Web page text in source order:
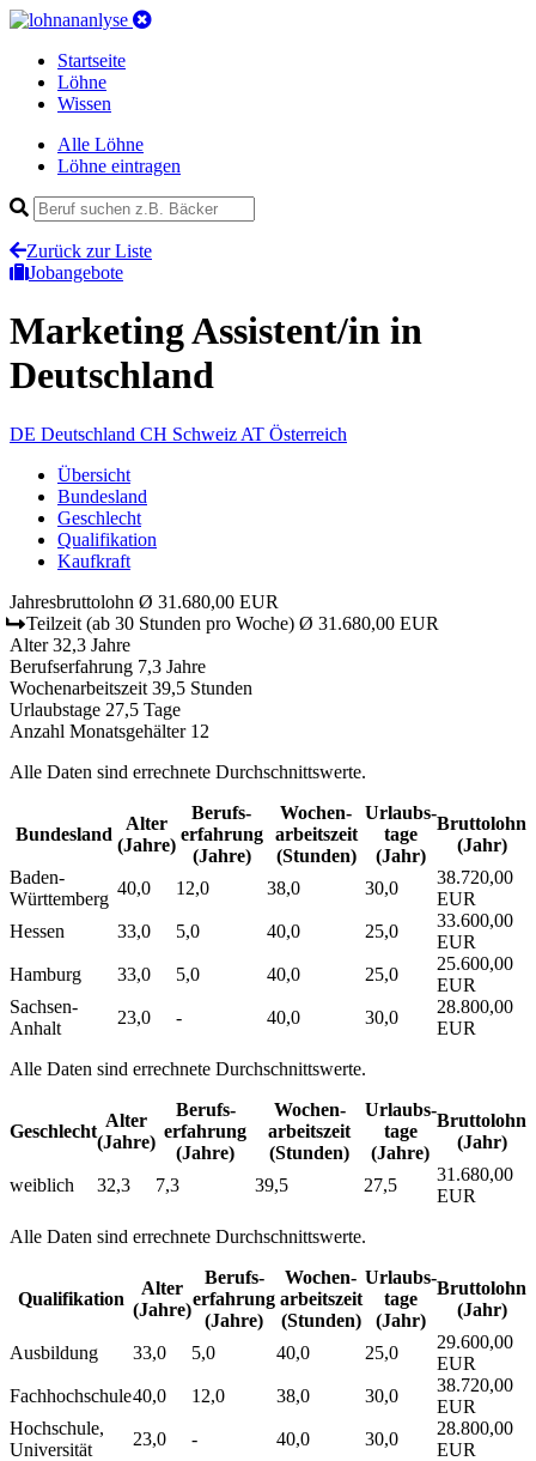
Startseite
Löhne
Wissen
Alle Löhne
Löhne eintragen
Zurück zur Liste
Jobangebote
Marketing Assistent/in in
Deutschland
DE Deutschland CH Schweiz AT Österreich
Übersicht
Bundesland
Geschlecht
Qualifikation
Kaufkraft
Jahresbruttolohn Ø 31.680,00 EUR
Teilzeit (ab 30 Stunden pro Woche) Ø 31.680,00 EUR
Alter 32,3 Jahre
Berufserfahrung 7,3 Jahre
Wochenarbeitszeit 39,5 Stunden
Urlaubstage 27,5 Tage
Anzahl Monatsgehälter 12
Alle Daten sind errechnete Durchschnittswerte.
Bundesland
Alter
(Jahre)
Berufs­
erfahrung
(Jahre)
Wochen­
arbeitszeit
(Stunden)
Urlaubs­
tage
(Jahr)
Bruttolohn
(Jahr)
Baden-
Württemberg
40,0 12,0 38,0 30,0
38.720,00
EUR
Hessen
33,0 5,0 40,0 25,0
33.600,00
EUR
Hamburg
33,0 5,0 40,0 25,0
25.600,00
EUR
Sachsen-
Anhalt
23,0 - 40,0 30,0
28.800,00
EUR
Alle Daten sind errechnete Durchschnittswerte.
Geschlecht
Alter
(Jahre)
Berufs­
erfahrung
(Jahre)
Wochen­
arbeitszeit
(Stunden)
Urlaubs­
tage
(Jahre)
Bruttolohn
(Jahr)
weiblich 32,3 7,3 39,5 27,5
31.680,00
EUR
Alle Daten sind errechnete Durchschnittswerte.
Qualifikation
Alter
(Jahre)
Berufs­
erfahrung
(Jahre)
Wochen­
arbeitszeit
(Stunden)
Urlaubs­
tage
(Jahr)
Bruttolohn
(Jahr)
Ausbildung 33,0 5,0 40,0 25,0
29.600,00
EUR
Fachhochschule40,0 12,0 38,0 30,0
38.720,00
EUR
Hochschule,
Universität
23,0 - 40,0 30,0
28.800,00
EUR